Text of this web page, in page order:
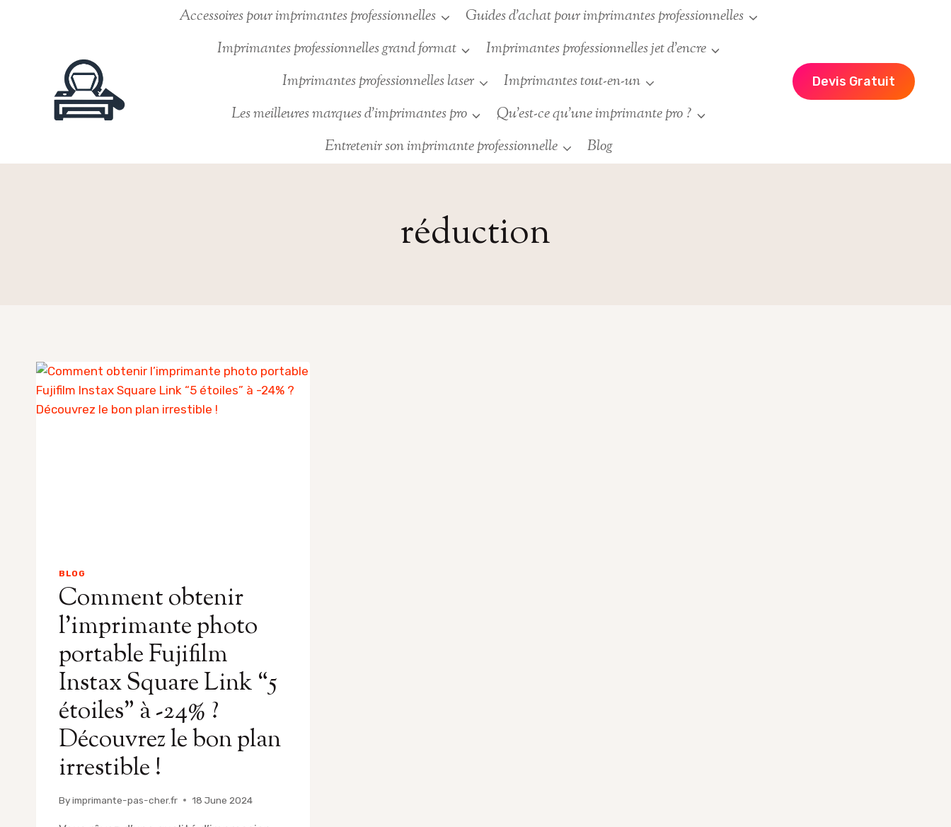
Accessoires pour imprimantes professionnelles
Guides d’achat pour imprimantes professionnelles
Imprimantes professionnelles grand format
Imprimantes professionnelles jet d’encre
Imprimantes professionnelles laser
Imprimantes tout-en-un
Les meilleures marques d’imprimantes pro
Qu’est-ce qu’une imprimante pro ?
Entretenir son imprimante professionnelle
Blog
Devis Gratuit
réduction
BLOG
Comment obtenir
l’imprimante photo
portable Fujifilm
Instax Square Link “5
étoiles” à -24% ?
Découvrez le bon plan
irrestible !
Byimprimante-pas-cher.fr 18 June 2024